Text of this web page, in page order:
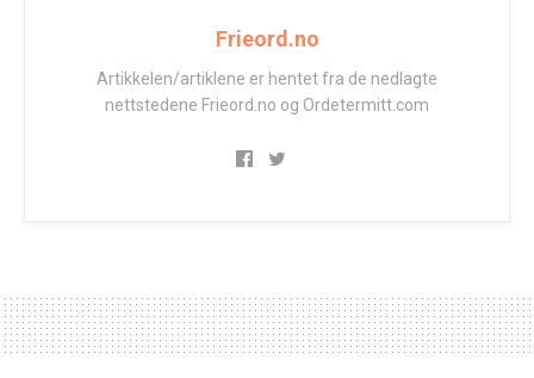
Frieord.no
Artikkelen/artiklene er hentet fra de nedlagte
nettstedene Frieord.no og Ordetermitt.com